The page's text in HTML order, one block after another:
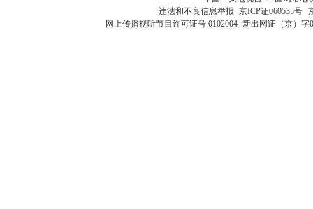
违法和不良信息举报 京ICP证060535号
网上传播视听节目许可证号 0102004 新出网证（京）